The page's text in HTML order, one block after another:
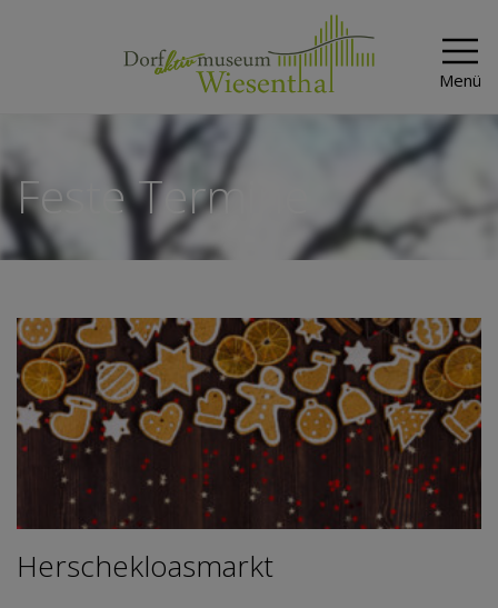
Menü
Feste Termine
Herschekloasmarkt